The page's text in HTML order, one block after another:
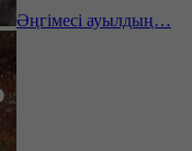
Әңгімесі ауылдың…